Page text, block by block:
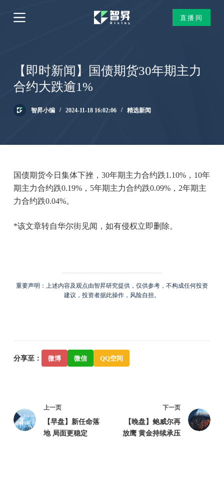
跳
过
直播间
【即时新闻】国债期货30年期主力
合约大跌逾1%
智昇小编 2024-11-18 16:02:06 精选新闻
国债期货今日集体下挫，30年期主力合约跌1.10%，10年
期主力合约跌0.19%，5年期主力合约跌0.09%，2年期主
力合约跌0.04%。
*该文章转自华尔街见闻，如有侵权立即删除。
重要声明：上述内容及观点由智昇研究提供，仅供参考，不构成任何投资
建议，投资者据此操作，风险自担。
分享至： 微博 微信 QQ空间
上一页
【早盘】新任命落
地 局面更稳定
下一页
【晚盘】鲍威尔再
放鹰 黄金持续承压